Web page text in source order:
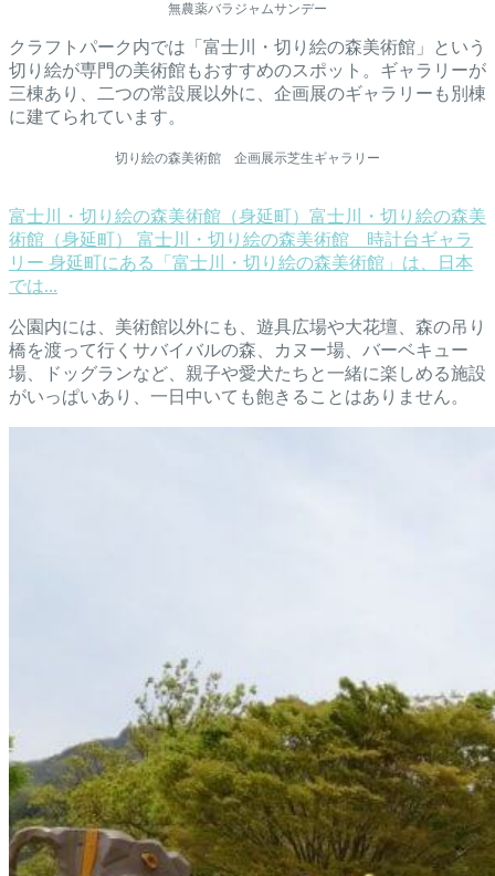
無農薬バラジャムサンデー
クラフトパーク内では「富士川・切り絵の森美術館」という
切り絵が専門の美術館もおすすめのスポット。ギャラリーが
三棟あり、二つの常設展以外に、企画展のギャラリーも別棟
に建てられています。
切り絵の森美術館 企画展示芝生ギャラリー
富士川・切り絵の森美術館（身延町） 富士川・切り絵の森美
術館（身延町） 富士川・切り絵の森美術館 時計台ギャラ
リー 身延町にある「富士川・切り絵の森美術館」は、日本
では...
公園内には、美術館以外にも、遊具広場や大花壇、森の吊り
橋を渡って行くサバイバルの森、カヌー場、バーベキュー
場、ドッグランなど、親子や愛犬たちと一緒に楽しめる施設
がいっぱいあり、一日中いても飽きることはありません。